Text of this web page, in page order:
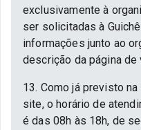
exclusivamente à
ser solicitadas à
informações junto ao
descrição da página de
13. Como já previsto
site, o horário de
é das 08h às 18h, de